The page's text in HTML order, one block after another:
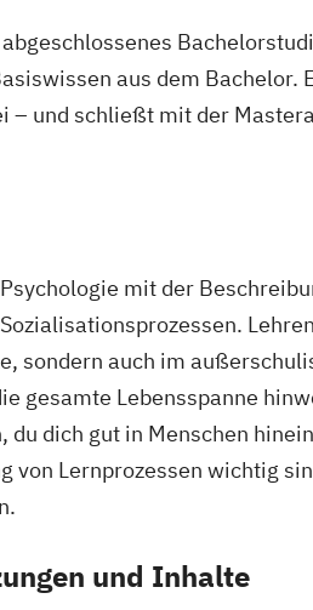
aus dem Bachelor.
– und schließt mit der
mit der
sondern auch im
gesamte Lebensspanne
dich gut in Menschen
Lernprozessen wichtig
und Inhalte